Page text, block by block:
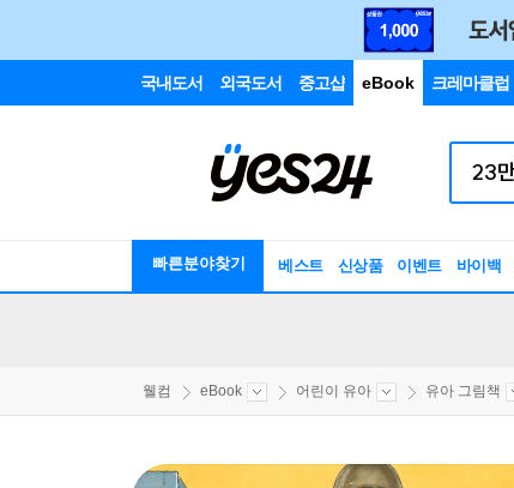
국내도서 외국도서 중고샵 eBook 크레마클럽
빠른분야찾기 베스트 신상품 이벤트 바이백
웰컴 eBook 어린이 유아 유아 그림책